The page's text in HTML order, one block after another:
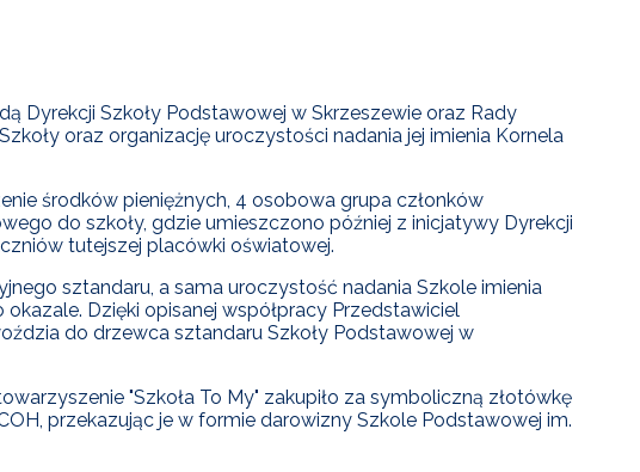
Dyrekcji Szkoły Podstawowej w Skrzeszewie oraz Rady
oraz organizację uroczystości nadania jej imienia Kornela
środków pieniężnych, 4 osobowa grupa członków
do szkoły, gdzie umieszczono później z inicjatywy Dyrekcji
tutejszej placówki oświatowej.
sztandaru, a sama uroczystość nadania Szkole imienia
Dzięki opisanej współpracy Przedstawiciel
do drzewca sztandaru Szkoły Podstawowej w
"Szkoła To My" zakupiło za symboliczną złotówkę
przekazując je w formie darowizny Szkole Podstawowej im.